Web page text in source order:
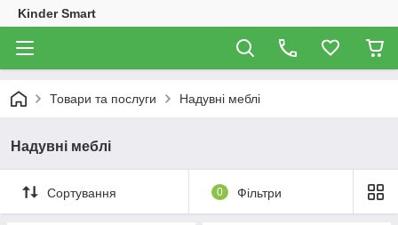
Kinder Smart
Товари та послуги Надувні меблі
Надувні меблі
Сортування 0 Фільтри